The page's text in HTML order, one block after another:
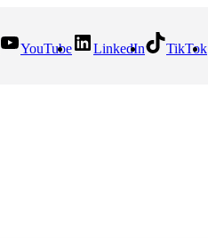
YouTube LinkedIn TikTok